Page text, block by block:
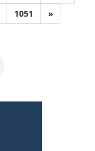
1051 »